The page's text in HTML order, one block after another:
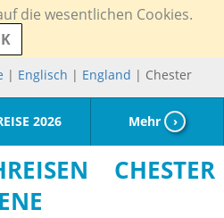
die wesentlichen Cookies.
| Englisch | England | Chester
2026 Mehr ›
CHESTER